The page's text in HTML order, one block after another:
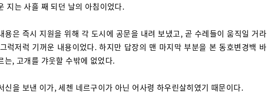
지는 사흘 째 되던 날의 아침이었다.
용은 즉시 지원을 위해 각 도시에 공문을 내려 보냈고, 곧 수레들이 움직일 거라
럭저럭 기꺼운 내용이었다. 하지만 답장의 맨 마지막 부분을 본 동호변경백 바
는, 고개를 갸웃할 수밖에 없었다.
신을 보낸 이가, 세첸 네르구이가 아닌 어사령 하우린살히였기 때문이다.